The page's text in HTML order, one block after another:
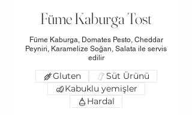
Füme Kaburga Tost
Füme Kaburga, Domates Pesto, Cheddar
Peyniri, Karamelize Soğan, Salata ile servis
edilir
Gluten
Süt Ürünü
Kabuklu yemişler
Hardal